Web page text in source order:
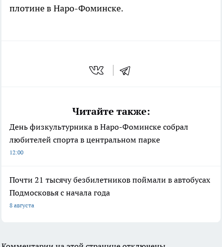
плотине в Наро-Фоминске.
Читайте также:
День физкультурника в Наро-Фоминске собрал
любителей спорта в центральном парке
12:00
Почти 21 тысячу безбилетников поймали в автобусах
Подмосковья с начала года
8 августа